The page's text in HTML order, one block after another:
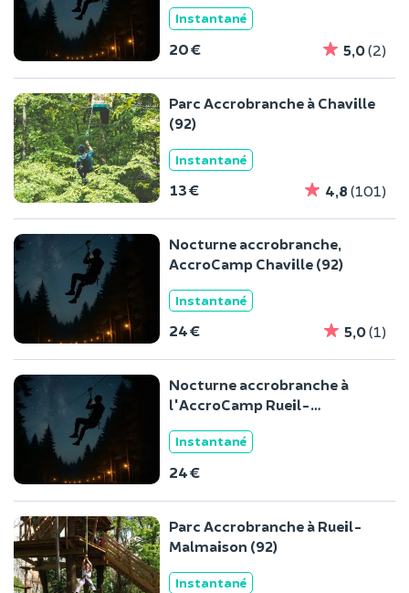
Instantané
20 € 5,0(2)
Parc Accrobranche à Chaville
(92)
Instantané
13 € 4,8 (101)
Nocturne accrobranche,
AccroCamp Chaville (92)
Instantané
24 € 5,0(1)
Nocturne accrobranche à
l'AccroCamp Rueil-
Instantané
24 €
Parc Accrobranche à Rueil-
Malmaison (92)
Instantané